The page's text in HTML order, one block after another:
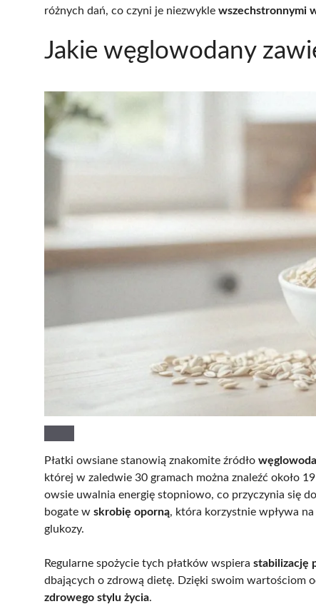
różnych dań, co czyni je niezwykle wszechstronnymi
Jakie węglowodany
Płatki owsiane stanowią znakomite źródło
której w zaledwie 30 gramach można znaleźć około
owsie uwalnia energię stopniowo, co przyczynia się
bogate w skrobię oporną, która korzystnie wpływa
glukozy.
Regularne spożycie tych płatków wspiera stabilizację
dbających o zdrową dietę. Dzięki swoim wartościom
zdrowego stylu życia.